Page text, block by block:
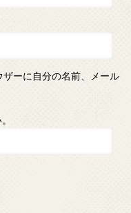
ーに自分の名前、メール